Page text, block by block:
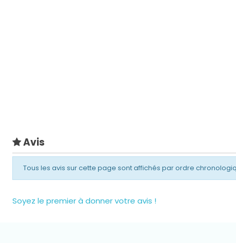
Avis
Tous les avis sur cette page sont affichés par ordre
Soyez le premier à donner votre avis !